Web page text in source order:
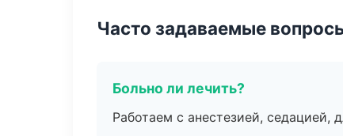
Часто задаваемые
Больно ли лечить?
Работаем с анестезией, седацией,